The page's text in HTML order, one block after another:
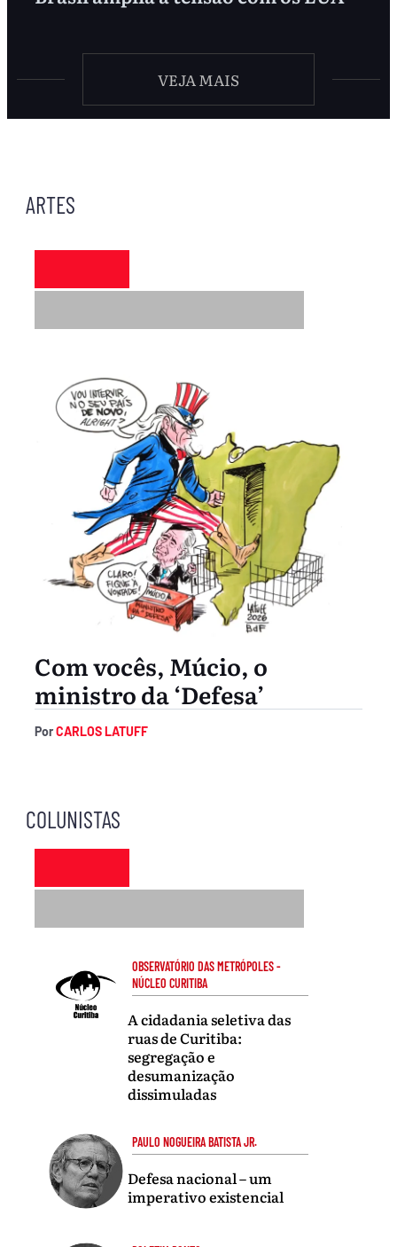
VEJA MAIS
ARTES
Com vocês, Múcio, o
ministro da ‘Defesa’
Por CARLOS LATUFF
COLUNISTAS
OBSERVATÓRIO DAS METRÓPOLES -
NÚCLEO CURITIBA
A cidadania seletiva das
ruas de Curitiba:
segregação e
desumanização
dissimuladas
PAULO NOGUEIRA BATISTA JR.
Defesa nacional – um
imperativo existencial